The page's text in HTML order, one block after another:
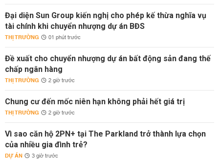
Đại diện Sun Group kiến nghị cho phép kế thừa nghĩa vụ
tài chính khi chuyển nhượng dự án BĐS
THỊ TRƯỜNG 01 phút trước
Đề xuất cho chuyển nhượng dự án bất động sản đang thế
chấp ngân hàng
THỊ TRƯỜNG 2 giờ trước
Chung cư đến mốc niên hạn không phải hết giá trị
THỊ TRƯỜNG 2 giờ trước
Vì sao căn hộ 2PN+ tại The Parkland trở thành lựa chọn
của nhiều gia đình trẻ?
DỰ ÁN 3 giờ trước